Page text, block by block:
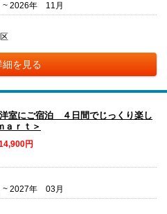
2026年 11月
細を見る
室にご宿泊 ４日間でじっくり楽し
ｒｔ＞
円
2027年 03月